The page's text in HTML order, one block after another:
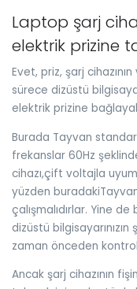
Laptop şarj
elektrik prizine
Evet, priz, şarj
sürece dizüstü
elektrik prizine
Burada Tayvan
frekanslar 60Hz
cihazı,çift voltajla
yüzden
çalışmalıdırlar. Yine
dizüstü
zaman önceden
Ancak şarj cihazının